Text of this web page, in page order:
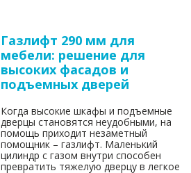
Газлифт 290 мм для
мебели: решение для
высоких фасадов и
подъемных дверей
Когда высокие шкафы и подъемные
дверцы становятся неудобными, на
помощь приходит незаметный
помощник – газлифт. Маленький
цилиндр с газом внутри способен
превратить тяжелую дверцу в легкое